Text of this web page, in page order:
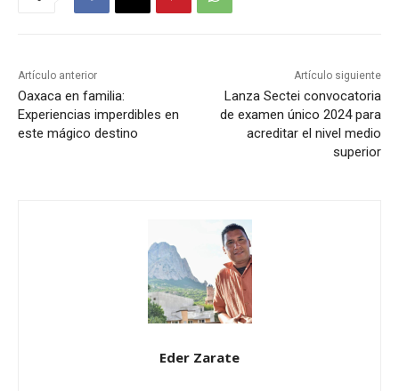
Artículo anterior
Oaxaca en familia:
Experiencias imperdibles en
este mágico destino
Artículo siguiente
Lanza Sectei convocatoria
de examen único 2024 para
acreditar el nivel medio
superior
Eder Zarate